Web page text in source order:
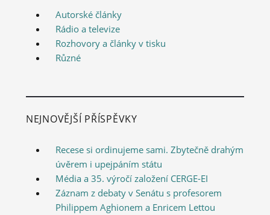
Autorské články
Rádio a televize
Rozhovory a články v tisku
Různé
NEJNOVĚJŠÍ PŘÍSPĚVKY
Recese si ordinujeme sami. Zbytečně drahým
úvěrem i upejpáním státu
Média a 35. výročí založení CERGE-EI
Záznam z debaty v Senátu s profesorem
Philippem Aghionem a Enricem Lettou